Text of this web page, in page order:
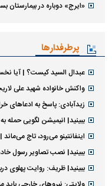
«ایرج» دوباره در بیمارستان
پرطرفدارها
عبدال السید کیست؟ | آیا
واکنش خانواده شهید علی
زیدآبادی: پاسخ به ادعا‌های
ببینید| انیمیشن لگویی حمله
اینفانتینو می‌رود، تاج
ببینید| نصب تصاویر رسول
ببینید| ظریف: روایت پهلوی